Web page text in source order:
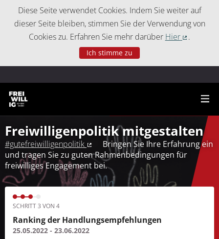
Diese Seite verwendet Cookies. Indem Sie weiter auf
dieser Seite bleiben, stimmen Sie der Verwendung von
Cookies zu. Erfahren Sie mehr darüber Hier
.
Ich stimme zu
Freiwilligenpolitik mitgestalten
#gutefreiwilligenpolitik
(Externer Link)
Bringen Sie Ihre Erfahrung ein
und tragen Sie zu guten Rahmenbedingungen für
freiwilliges Engagement bei.
SCHRITT 3 VON 4
Ranking der Handlungsempfehlungen
25.05.2022 - 23.06.2022
Cookie-Einstellungen